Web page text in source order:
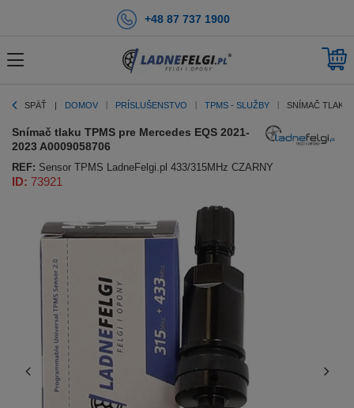
+48 87 737 1900
SPÄŤ DOMOV PRÍSLUŠENSTVO TPMS - SLUŽBY SNÍMAČ TLAKU
Snímač tlaku TPMS pre Mercedes EQS 2021-
2023 A0009058706
REF: Sensor TPMS LadneFelgi.pl 433/315MHz CZARNY
ID: 73921